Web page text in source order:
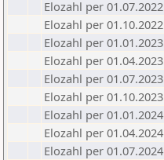
Elozahl per 01.07.2022
Elozahl per 01.10.2022
Elozahl per 01.01.2023
Elozahl per 01.04.2023
Elozahl per 01.07.2023
Elozahl per 01.10.2023
Elozahl per 01.01.2024
Elozahl per 01.04.2024
Elozahl per 01.07.2024